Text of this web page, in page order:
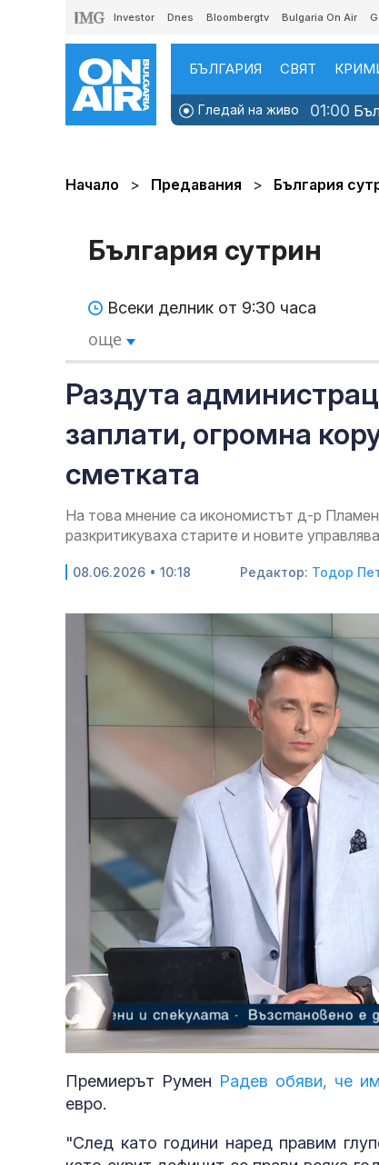
Investor Dnes Bloombergtv Bulgaria On Air
БЪЛГАРИЯ СВЯТ
Гледай на живо 01:00
Начало Предавания България
България сутрин
Всеки делник от 9:30 часа
още
Раздута
заплати, огромна
сметката
На това мнение са икономистът д-р
разкритикуваха старите и новите
08.06.2026 • 10:18 Редактор: Тодор
3.96%
Премиерът Румен Радев обяви, че
евро.
"След като години наред правим